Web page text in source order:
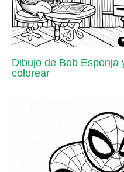
Dibujo de Bob Esponja
colorear